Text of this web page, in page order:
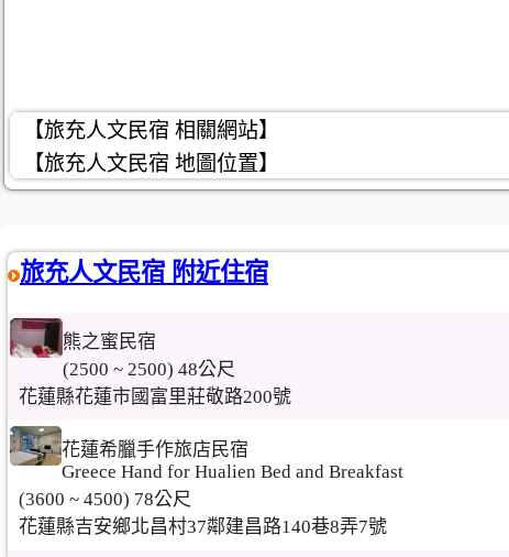
【旅充人文民宿 相關網站】
【旅充人文民宿 地圖位置】
旅充人文民宿 附近住宿
熊之蜜民宿
(2500 ~ 2500) 48公尺
花蓮縣花蓮市國富里莊敬路200號
花蓮希臘手作旅店民宿
Greece Hand for Hualien Bed and Breakfast
(3600 ~ 4500) 78公尺
花蓮縣吉安鄉北昌村37鄰建昌路140巷8弄7號